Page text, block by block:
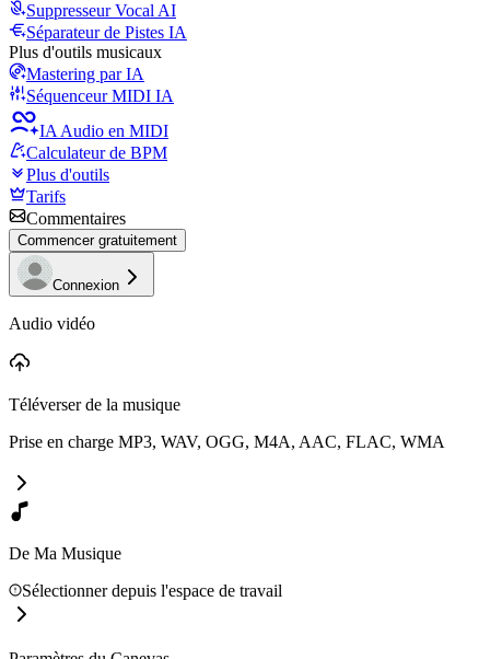
Suppresseur Vocal AI
Séparateur de Pistes IA
Plus d'outils musicaux
Mastering par IA
Séquenceur MIDI IA
IA Audio en MIDI
Calculateur de BPM
Plus d'outils
Tarifs
Commentaires
Commencer gratuitement
Connexion
Audio vidéo
Téléverser de la musique
Prise en charge MP3, WAV, OGG, M4A, AAC, FLAC, WMA
De Ma Musique
Sélectionner depuis l'espace de travail